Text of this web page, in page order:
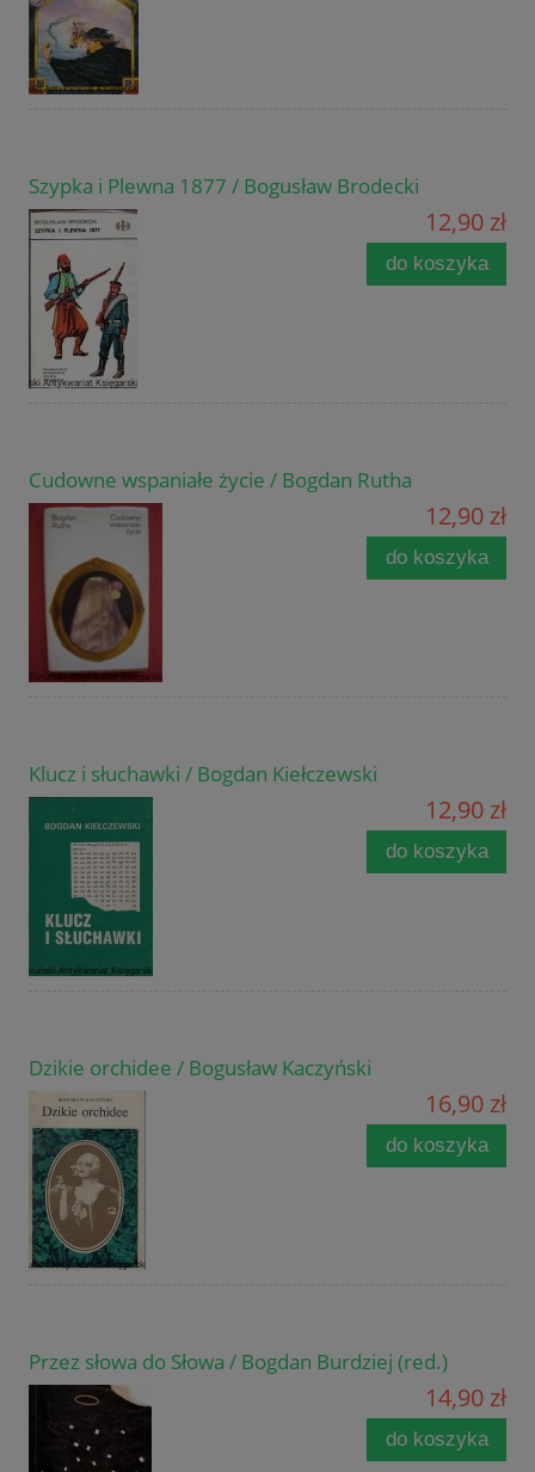
Szypka i Plewna 1877 / Bogusław Brodecki
12,90 zł
do koszyka
Cudowne wspaniałe życie / Bogdan Rutha
12,90 zł
do koszyka
Klucz i słuchawki / Bogdan Kiełczewski
12,90 zł
do koszyka
Dzikie orchidee / Bogusław Kaczyński
16,90 zł
do koszyka
Przez słowa do Słowa / Bogdan Burdziej (red.)
14,90 zł
do koszyka